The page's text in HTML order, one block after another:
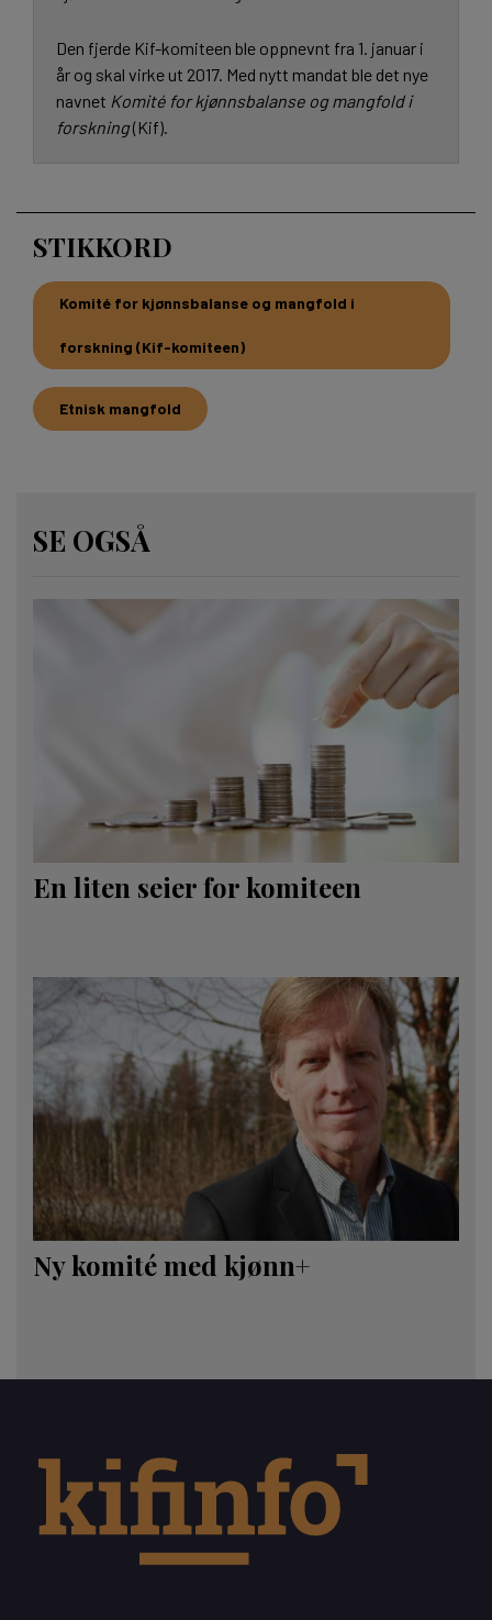
Den fjerde Kif-komiteen ble oppnevnt fra 1. januar i
år og skal virke ut 2017. Med nytt mandat ble det nye
navnet Komité for kjønnsbalanse og mangfold i
forskning(Kif).
STIKKORD
Komité for kjønnsbalanse og mangfold i
forskning (Kif-komiteen)
Etnisk mangfold
SE OGSÅ
En liten seier for komiteen
Ny komité med kjønn+